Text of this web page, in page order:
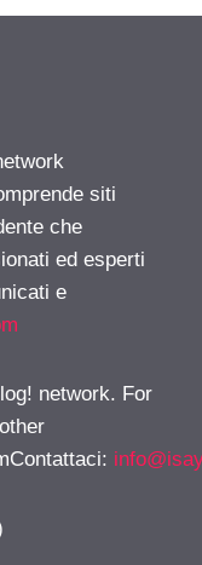
siti
che
ed esperti
e
network. For
: